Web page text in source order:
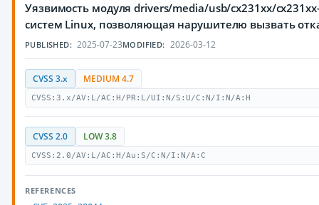
Уязвимость модуля drivers/media/usb/cx231xx/
систем Linux, позволяющая нарушителю вызвать
PUBLISHED: 2025-07-23MODIFIED: 2026-03-12
CVSS 3.x MEDIUM 4.7
CVSS:3.x/AV:L/AC:H/PR:L/UI:N/S:U/C:N/I:N/A:H
CVSS 2.0 LOW 3.8
CVSS:2.0/AV:L/AC:H/Au:S/C:N/I:N/A:C
REFERENCES